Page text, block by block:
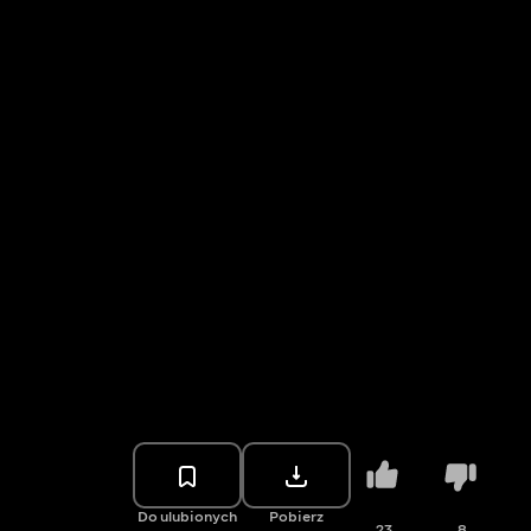
Do ulubionych Pobierz